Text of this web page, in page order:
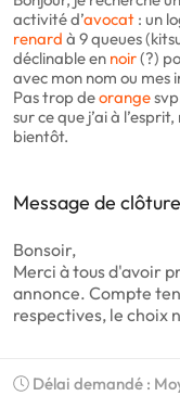
activité d’avocat : un
renard à 9 queues
déclinable en noir(?)
avec mon nom ou mes
Pas trop deorange
sur ce que j’ai à
bientôt.
Message de clôture
Bonsoir,
Merci à tous d'avoir
annonce. Compte
respectives, le choix
Délai demandé :